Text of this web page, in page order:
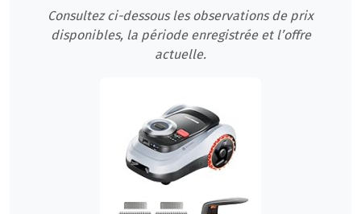
Consultez ci-dessous les observations de prix
disponibles, la période enregistrée et l’offre
actuelle.